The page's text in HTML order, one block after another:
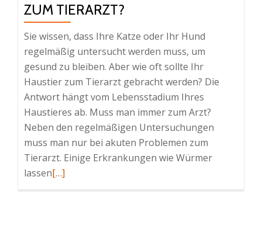
ZUM TIERARZT?
Sie wissen, dass Ihre Katze oder Ihr Hund
regelmäßig untersucht werden muss, um
gesund zu bleiben. Aber wie oft sollte Ihr
Haustier zum Tierarzt gebracht werden? Die
Antwort hängt vom Lebensstadium Ihres
Haustieres ab. Muss man immer zum Arzt?
Neben den regelmäßigen Untersuchungen
muss man nur bei akuten Problemen zum
Tierarzt. Einige Erkrankungen wie Würmer
lassenRead
[…]